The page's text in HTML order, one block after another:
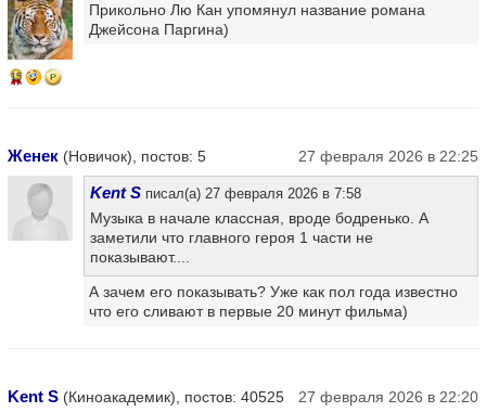
15
Прикольно Лю Кан упомянул название романа
Джейсона Паргина)
Женек (Новичок), постов: 5 27 февраля 2026 в 22:25
Kent S писал(а) 27 февраля 2026 в 7:58
Музыка в начале классная, вроде бодренько. А
заметили что главного героя 1 части не
показывают....
А зачем его показывать? Уже как пол года известно
что его сливают в первые 20 минут фильма)
Kent S (Киноакадемик), постов: 40525 27 февраля 2026 в 22:20